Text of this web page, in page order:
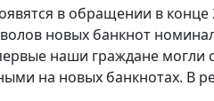
в обращении в конце
новых банкнот
наши граждане могли
на новых банкнотах. В